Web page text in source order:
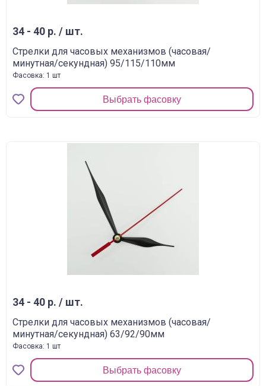
34 - 40 р. / шт.
Стрелки для часовых механизмов (часовая/
минутная/секундная) 95/115/110мм
Фасовка: 1 шт
Выбрать фасовку
34 - 40 р. / шт.
Стрелки для часовых механизмов (часовая/
минутная/секундная) 63/92/90мм
Фасовка: 1 шт
Выбрать фасовку